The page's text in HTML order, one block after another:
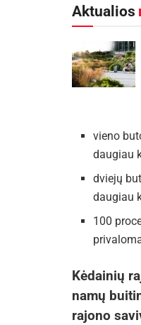
Aktualios
vieno
daugiau
dviejų
daugiau
100
Kėdainių
namų
rajono